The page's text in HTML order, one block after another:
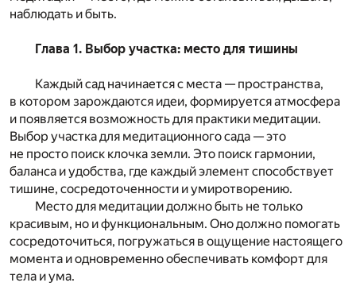
наблюдать и быть.
Глава 1. Выбор участка: место для тишины
Каждый сад начинается с места — пространства,
в котором зарождаются идеи, формируется атмосфера
и появляется возможность для практики медитации.
Выбор участка для медитационного сада — это
не просто поиск клочка земли. Это поиск гармонии,
баланса и удобства, где каждый элемент способствует
тишине, сосредоточенности и умиротворению.
Место для медитации должно быть не только
красивым, но и функциональным. Оно должно помогать
сосредоточиться, погружаться в ощущение настоящего
момента и одновременно обеспечивать комфорт для
тела и ума.